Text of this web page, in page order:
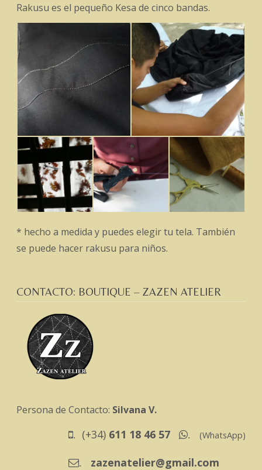
Rakusu es el pequeño Kesa de cinco bandas.
* hecho a medida y puedes elegir tu tela. También
se puede hacer rakusu para niños.
CONTACTO: BOUTIQUE – ZAZEN ATELIER
Persona de Contacto: Silvana V.
. (+34) 611 18 46 57 . (WhatsApp)
. zazenatelier@gmail.com